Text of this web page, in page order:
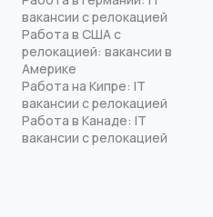
вакансии с релокацией
Работа в США с
релокацией: вакансии в
Америке
Работа на Кипре: IT
вакансии с релокацией
Работа в Канаде: IT
вакансии с релокацией